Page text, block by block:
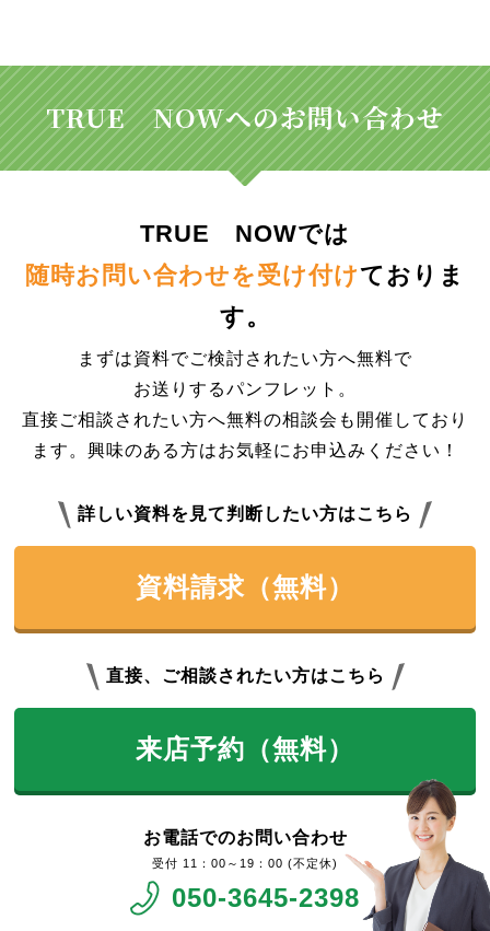
TRUE NOWへのお問い合わせ
TRUE NOWでは
随時お問い合わせを受け付けておりま
す。
まずは資料でご検討されたい方へ無料で
お送りするパンフレット。
直接ご相談されたい方へ無料の相談会も開催しており
ます。興味のある方はお気軽にお申込みください！
詳しい資料を見て判断したい方はこちら
資料請求（無料）
直接、ご相談されたい方はこちら
来店予約（無料）
お電話でのお問い合わせ
11：00～19：00 (不定休)
050-3645-2398